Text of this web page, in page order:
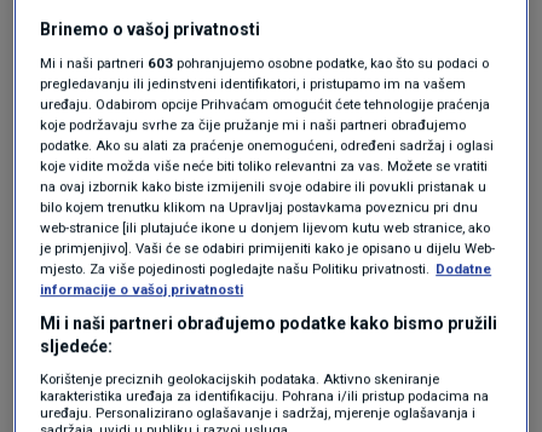
Uredba o EPPO-u “primjenjuje na nezakonit
način”, odnosno suprotno europskom pravu i
Ustavu RH.
Benčićje podsjetila da je nakon uhićenja
bivšeg HDZ-ova ministra zdravstvaVilija
Berošau studenom 2024. otvoreno pitanje
može li Državno odvjetništvo preuzeti slučaj u
kojem je istragu pokrenuo Ured europskog
javnog tužitelja (EPPO). EPPO je tvrdio da je
riječ o predmetu iz njegove nadležnosti, dok je
glavni državni odvjetnik odlučio da postupanje
Brinemo o vašoj privatnosti
Mi i naši partneri 603 pohranjujemo osobne podatke, kao što su podaci o
pregledavanju ili jedinstveni identifikatori, i pristupamo im na vašem
uređaju. Odabirom opcije Prihvaćam omogućit ćete tehnologije praćenja
koje podržavaju svrhe za čije pružanje mi i naši partneri obrađujemo
podatke. Ako su alati za praćenje onemogućeni, određeni sadržaj i oglasi
koje vidite možda više neće biti toliko relevantni za vas. Možete se vratiti
na ovaj izbornik kako biste izmijenili svoje odabire ili povukli pristanak u
bilo kojem trenutku klikom na Upravljaj postavkama poveznicu pri dnu
web-stranice [ili plutajuće ikone u donjem lijevom kutu web stranice, ako
je primjenjivo]. Vaši će se odabiri primijeniti kako je opisano u dijelu Web-
mjesto. Za više pojedinosti pogledajte našu Politiku privatnosti. Dodatne
informacije o vašoj privatnosti
Mi i naši partneri obrađujemo podatke kako bismo pružili
sljedeće:
Korištenje preciznih geolokacijskih podataka. Aktivno skeniranje
karakteristika uređaja za identifikaciju. Pohrana i/ili pristup podacima na
uređaju. Personalizirano oglašavanje i sadržaj, mjerenje oglašavanja i